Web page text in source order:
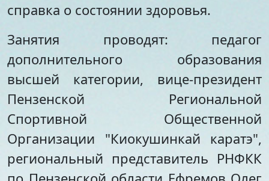
справка о состоянии здоровья.
Занятия проводят: педагог
дополнительного образования
высшей категории, вице-президент
Пензенской Региональной
Спортивной Общественной
Организации "Киокушинкай каратэ",
региональный представитель РНФКК